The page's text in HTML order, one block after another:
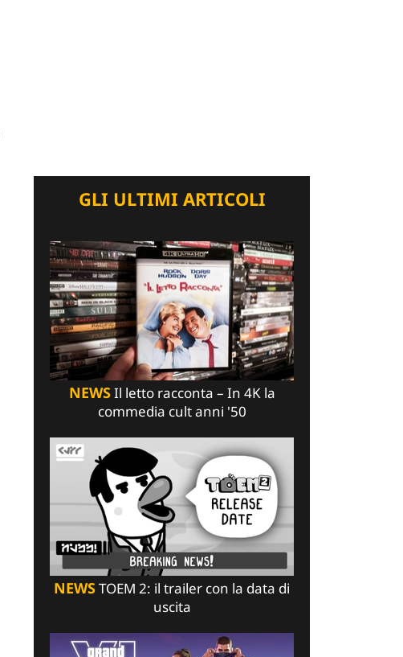
GLI ULTIMI ARTICOLI
NEWSIl letto racconta – In 4K la
commedia cult anni '50
NEWSTOEM 2: il trailer con la data di
uscita